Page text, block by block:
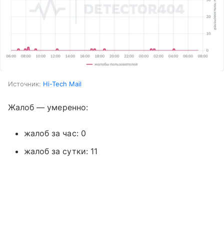
Источник: Hi-Tech Mail
Жалоб — умеренно:
жалоб за час: 0
жалоб за сутки: 11